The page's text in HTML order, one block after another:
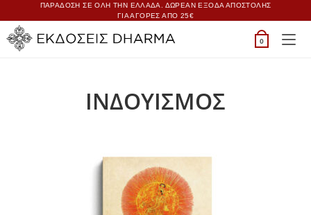
ΠΑΡΑΔΟΣΗ ΣΕ ΟΛΗ ΤΗΝ ΕΛΛΑΔΑ. ΔΩΡΕΑΝ ΕΞΟΔΑ ΑΠΟΣΤΟΛΗΣ
ΓΙΑ ΑΓΟΡΕΣ ΑΠΟ 25€
0
ΙΝΔΟΥΙΣΜΟΣ